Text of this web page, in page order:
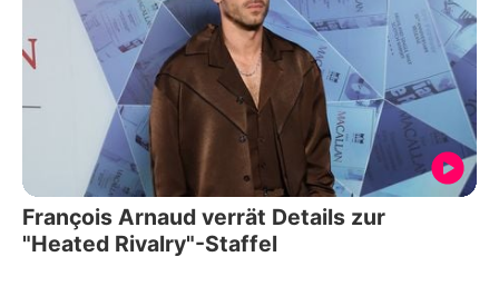
François Arnaud verrät Details zur
"Heated Rivalry"-Staffel